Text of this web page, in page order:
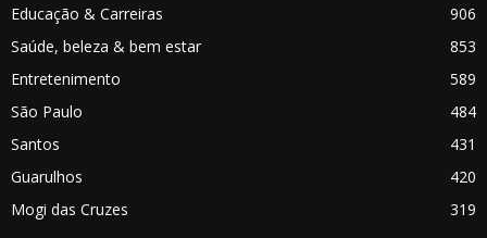
Educação & Carreiras
906
Saúde, beleza & bem estar
853
Entretenimento
589
São Paulo
484
Santos
431
Guarulhos
420
Mogi das Cruzes
319